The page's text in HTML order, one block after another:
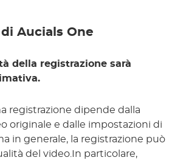
Aucials One
della registrazione sarà
registrazione dipende dalla
originale e dalle impostazioni di
in generale, la registrazione può
del video.In particolare,